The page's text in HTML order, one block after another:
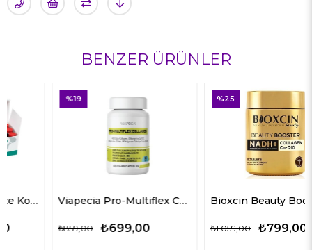
BENZER ÜRÜNLER
Viapecia Pro-Multiflex Collagen 60 Tablet
₺699,00
Bioxcin Beauty Booster 60 Tablet
₺799,00